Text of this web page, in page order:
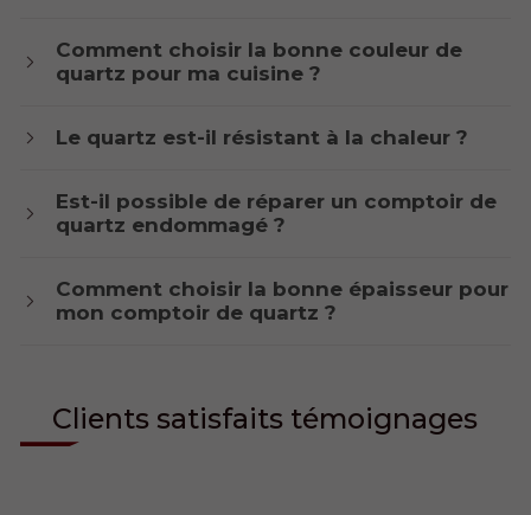
Comment choisir la bonne couleur de
quartz pour ma cuisine ?
Le quartz est-il résistant à la chaleur ?
Est-il possible de réparer un comptoir de
quartz endommagé ?
Comment choisir la bonne épaisseur pour
mon comptoir de quartz ?
Clients satisfaits témoignages